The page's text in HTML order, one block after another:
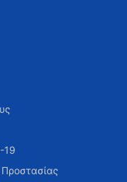
19
Προστασίας